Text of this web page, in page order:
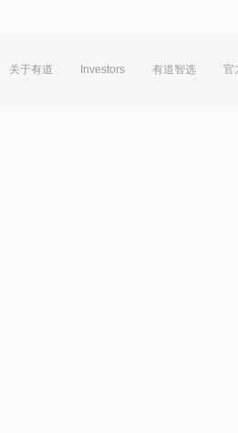
关于有道 Investors 有道智选 官